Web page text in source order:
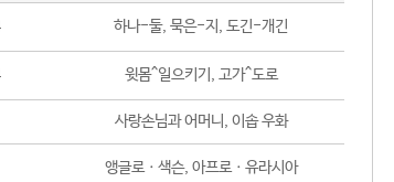
하나-둘, 묵은-지, 도긴-개긴
윗몸^일으키기, 고가^도로
사랑손님과 어머니, 이솝 우화
앵글로ㆍ색슨, 아프로ㆍ유라시아